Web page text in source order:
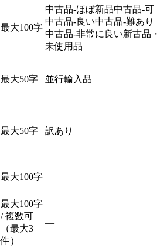
最大100字
中古品-ほぼ新品中古品-可
中古品-良い中古品-難あり
中古品-非常に良い新古品・
未使用品
最大50字 並行輸入品
最大50字 訳あり
最大100字 —
最大100字
/ 複数可
（最大3
件）
—